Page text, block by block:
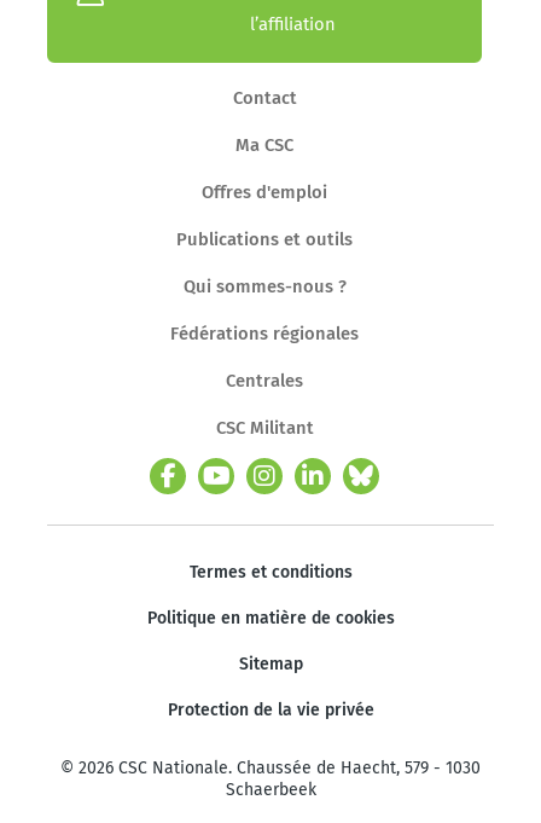
l’affiliation
Contact
Ma CSC
Offres d'emploi
Publications et outils
Qui sommes-nous ?
Fédérations régionales
Centrales
CSC Militant
Termes et conditions
Politique en matière de cookies
Sitemap
Protection de la vie privée
© 2026 CSC Nationale. Chaussée de Haecht, 579 - 1030
Schaerbeek